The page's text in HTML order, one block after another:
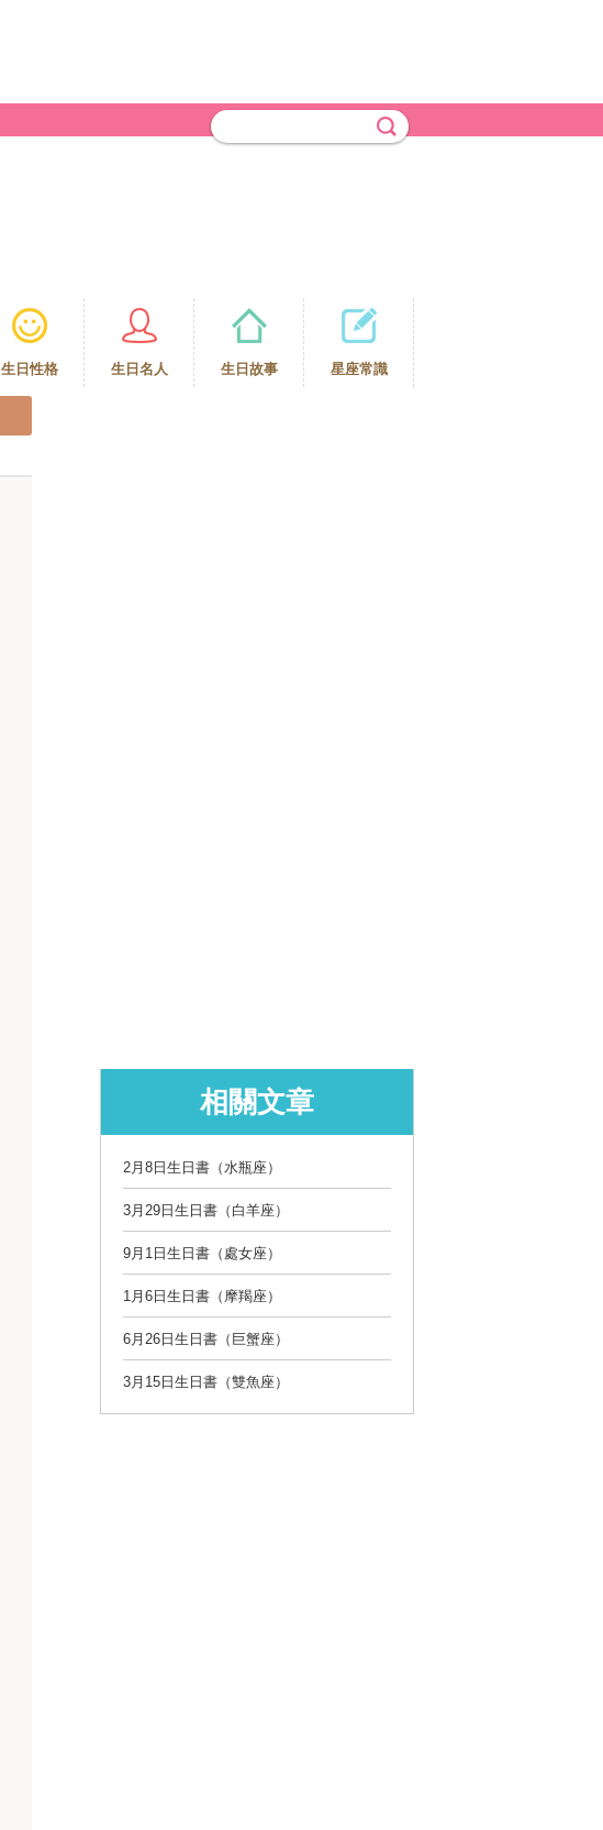
生日性格 生日名人 生日故事 星座常識
相關文章
2月8日生日書（水瓶座）
3月29日生日書（白羊座）
9月1日生日書（處女座）
1月6日生日書（摩羯座）
6月26日生日書（巨蟹座）
3月15日生日書（雙魚座）